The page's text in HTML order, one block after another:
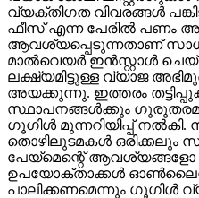
വ്യക്തിഗത വിവരങ്ങള്‍
ഫീസ് എന്ന പേരില്‍ പണം
ആവശ്യപ്പെടുന്നതാണ്
മാല്‍വെയര്‍ ഇന്‍സ്റ്റാള്‍
ലക്ഷ്യമിട്ടുള്ള വ്യാജ
അയക്കുന്നു. ഇത്തരം
സ്ഥാപനങ്ങള്‍ക്കും
ഗൂഗിള്‍ മുന്നറിയിപ്പ്
തൊഴിലുടമകള്‍ ഒരിക്കലും
പേയ്‌മെന്റെ് ആവശ്യങ്ങളോ
ഉപയോക്താക്കള്‍
പാലിക്കണമെന്നും ഗൂഗിള്‍